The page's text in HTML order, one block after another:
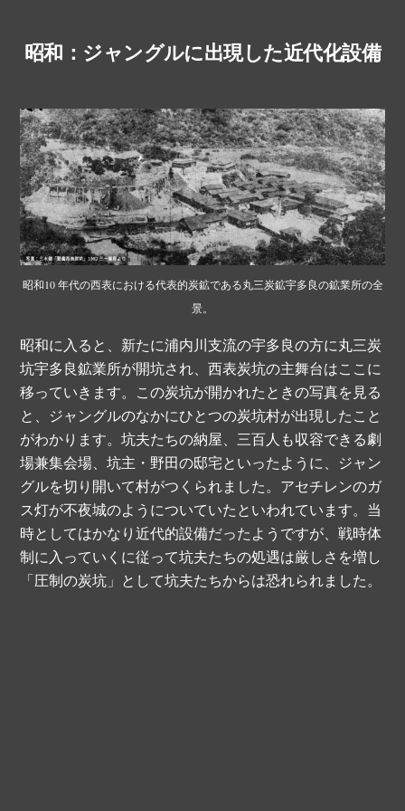
昭和：ジャングルに出現した近代化設備
昭和10 年代の西表における代表的炭鉱である丸三炭鉱宇多良の鉱業所の全
景。
昭和に入ると、新たに浦内川支流の宇多良の方に丸三炭
坑宇多良鉱業所が開坑され、西表炭坑の主舞台はここに
移っていきます。この炭坑が開かれたときの写真を見る
と、ジャングルのなかにひとつの炭坑村が出現したこと
がわかります。坑夫たちの納屋、三百人も収容できる劇
場兼集会場、坑主・野田の邸宅といったように、ジャン
グルを切り開いて村がつくられました。アセチレンのガ
ス灯が不夜城のようについていたといわれています。当
時としてはかなり近代的設備だったようですが、戦時体
制に入っていくに従って坑夫たちの処遇は厳しさを増し
「圧制の炭坑」として坑夫たちからは恐れられました。